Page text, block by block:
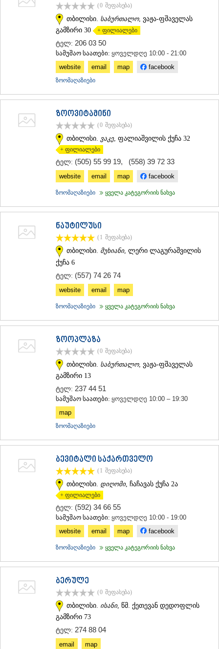
(0 შეფასება)
თბილისი. საბურთალო, ვაჟა-ფშაველას
გამზირი 30 + ფილიალები
ტელ: 206 03 50
სამუშაო საათები: ყოველდღე 10:00 - 21:00
website
email map facebook
ზოომაღაზიები
ზოოვიტამინი
(0 შეფასება)
თბილისი. ვაკე , ფალიაშვილის ქუჩა 32
+ ფილიალები
ტელ: (505) 55 99 19, (558) 39 72 33
website email map facebook
ზოომაღაზიები ყველა კატეგორიის ნახვა
ნაუტილუსი
(1 შეფასება)
თბილისი. მუხიანი, ლერი ლაგურაშვილის
ქუჩა 6
ტელ: (557) 74 26 74
website email map
ზოომაღაზიები ყველა კატეგორიის ნახვა
ზოოპლაზა
(0 შეფასება)
თბილისი. საბურთალო, ვაჟა-ფშაველას
გამზირი 13
ტელ: 237 44 51
სამუშაო საათები: ყოველდღე 10:00 – 19:30
map
ზოომაღაზიები
ბევიტალი საქართველო
(1 შეფასება)
თბილისი. დიღომი, ჩაჩავას ქუჩა 2ა
+ ფილიალები
ტელ: (592) 34 66 55
სამუშაო საათები: ყოველდღე 10:00 - 19:00
website
email map facebook
ზოომაღაზიები ყველა კატეგორიის ნახვა
ბერულე
(0 შეფასება)
თბილისი. ისანი, წმ. ქეთევან დედოფლის
გამზირი 73
ტელ: 274 88 04
email map